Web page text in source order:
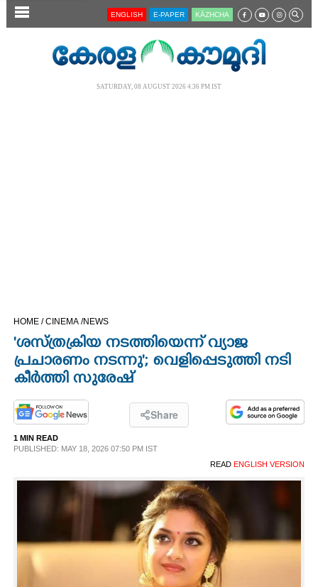
SECTIONS
OPINION
PHOTOS
LIFESTYLE
ENGLISH E-PAPER KĀZHCHA
SATURDAY, 08 AUGUST 2026 4.36 PM IST
HOME /CINEMA /NEWS
'ശസ്ത്രക്രിയ നടത്തിയെന്ന് വ്യാജ
പ്രചാരണം നടന്നു'; വെളിപ്പെടുത്തി നടി
കീര്‍ത്തി സുരേഷ്
Share
1 MIN READ
PUBLISHED: MAY 18, 2026 07:50 PM IST
READ ENGLISH VERSION